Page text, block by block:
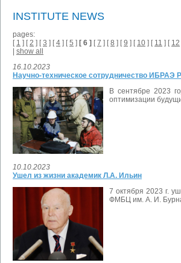
INSTITUTE NEWS
pages:
[ 1 ] [2 ] [3 ] [4 ] [5 ] [ 6 ] [7 ] [8 ] [9 ] [ 10 ] [ 11 ] [ 12
show all
16.10.2023
Научно-техническое сотрудничество ИБРАЭ
В сентябре 2023
оптимизации
10.10.2023
Ушел из жизни академик Л.А. Ильин
7 октября 2023 г.
ФМБЦ им. А. И.